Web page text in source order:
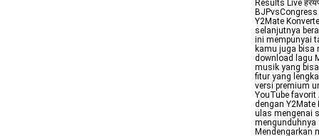
Results Live
Y2Mate
selanjutnya
ini mempunyai
kamu juga bisa
download lagu
musik yang
fitur yang
versi premium
YouTube favorit
dengan Y2Mate
ulas mengenai
mengunduhnya
Mendengarkan